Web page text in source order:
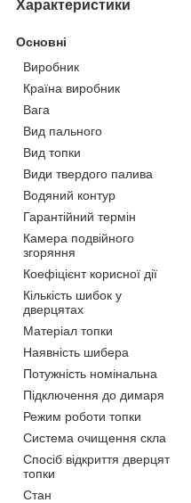
Характеристики
Основні
Виробник
Країна виробник
Вага
Вид пального
Вид топки
Види твердого палива
Водяний контур
Гарантійний термін
Камера подвійного
згоряння
Коефіцієнт корисної дії
Кількість шибок у
дверцятах
Матеріал топки
Наявність шибера
Потужність номінальна
Підключення до димаря
Режим роботи топки
Система очищення скла
Спосіб відкриття дверцят
топки
Стан